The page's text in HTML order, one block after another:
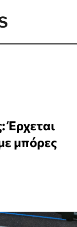
Έρχεται
μπόρες